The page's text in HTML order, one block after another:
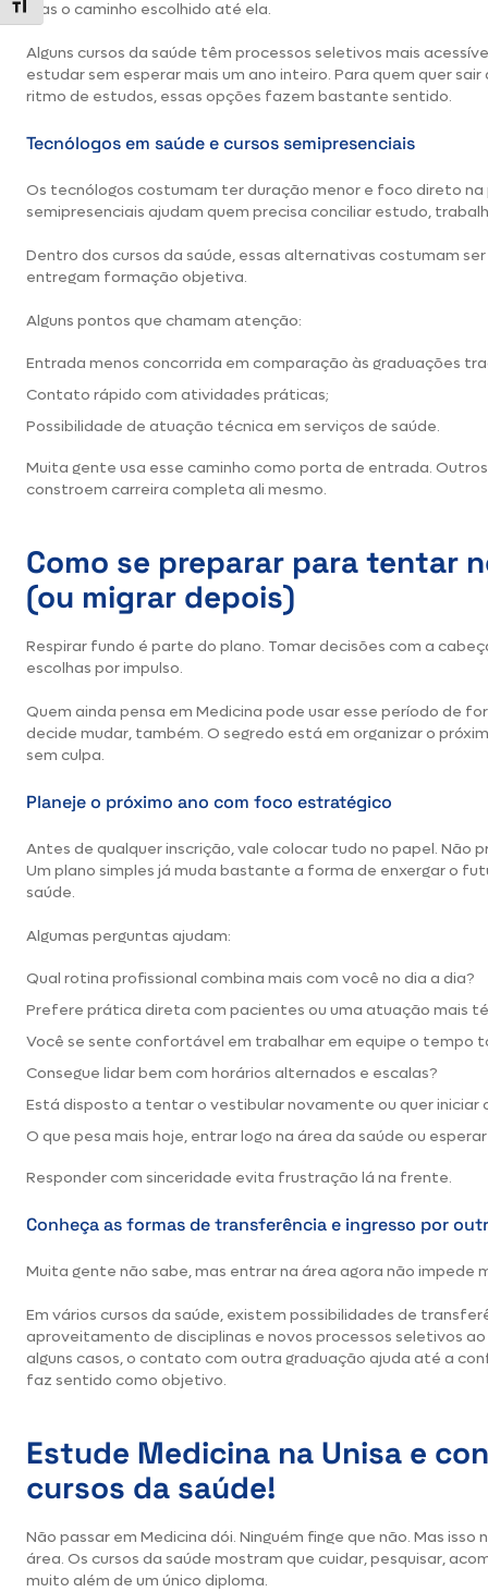
Alternar tamanho da fonte
mas o caminho escolhido até ela.
Alguns cursos da saúde têm processos seletivos mais
estudar sem esperar mais um ano inteiro. Para quem quer
ritmo de estudos, essas opções fazem bastante sentido.
Tecnólogos em saúde e cursos semipresenciais
Os tecnólogos costumam ter duração menor e foco direto
semipresenciais ajudam quem precisa conciliar estudo,
Dentro dos cursos da saúde, essas alternativas costumam
entregam formação objetiva.
Alguns pontos que chamam atenção:
Entrada menos concorrida em comparação às graduações
Contato rápido com atividades práticas;
Possibilidade de atuação técnica em serviços de saúde.
Muita gente usa esse caminho como porta de entrada.
constroem carreira completa ali mesmo.
Como se preparar para tentar
(ou migrar depois)
Respirar fundo é parte do plano. Tomar decisões com a
escolhas por impulso.
Quem ainda pensa em Medicina pode usar esse período de
decide mudar, também. O segredo está em organizar o
sem culpa.
Planeje o próximo ano com foco estratégico
Antes de qualquer inscrição, vale colocar tudo no papel. Não
Um plano simples já muda bastante a forma de enxergar o
saúde.
Algumas perguntas ajudam:
Qual rotina profissional combina mais com você no dia a dia?
Prefere prática direta com pacientes ou uma atuação mais
Você se sente confortável em trabalhar em equipe o tempo
Consegue lidar bem com horários alternados e escalas?
Está disposto a tentar o vestibular novamente ou quer iniciar
O que pesa mais hoje, entrar logo na área da saúde ou
Responder com sinceridade evita frustração lá na frente.
Conheça as formas de transferência e ingresso por
Muita gente não sabe, mas entrar na área agora não impede
Em vários cursos da saúde, existem possibilidades de
aproveitamento de disciplinas e novos processos seletivos
alguns casos, o contato com outra graduação ajuda até a
faz sentido como objetivo.
Estude Medicina na Unisa e
cursos da saúde!
Não passar em Medicina dói. Ninguém finge que não. Mas
área. Os cursos da saúde mostram que cuidar, pesquisar,
muito além de um único diploma.